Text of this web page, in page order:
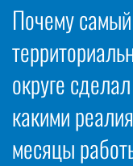
Почему
округе
какими
месяцы